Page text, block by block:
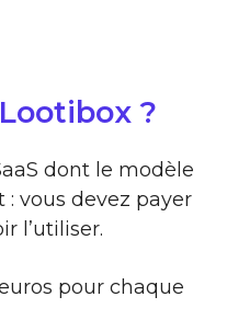
?
dont le modèle
: vous devez payer
l’utiliser.
euros pour chaque